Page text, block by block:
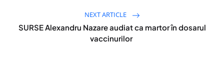
NEXT ARTICLE
SURSE Alexandru Nazare audiat ca martor în dosarul
vaccinurilor